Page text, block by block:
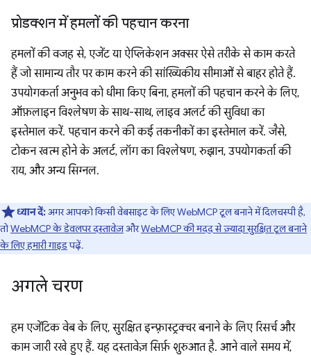
प्रोडक्शन में हमलों की पहचान करना
हमलों की वजह से, एजेंट या ऐप्लिकेशन अक्सर ऐसे तरीके से काम करते
हैं जो सामान्य तौर पर काम करने की सांख्यिकीय सीमाओं से बाहर होते हैं.
उपयोगकर्ता अनुभव को धीमा किए बिना, हमलों की पहचान करने के लिए,
ऑफ़लाइन विश्लेषण के साथ-साथ, लाइव अलर्ट की सुविधा का
इस्तेमाल करें. पहचान करने की कई तकनीकों का इस्तेमाल करें. जैसे,
टोकन खत्म होने के अलर्ट, लॉग का विश्लेषण, रुझान, उपयोगकर्ता की
राय, और अन्य सिग्नल.
ध्यान दें:अगर आपको किसी वेबसाइट के लिए WebMCP टूल बनाने में दिलचस्पी है,
तोWebMCP के डेवलपर दस्तावेज़औरWebMCP की मदद से ज़्यादा सुरक्षित टूल बनाने
के लिए हमारी गाइडपढ़ें.
अगले चरण
हम एजेंटिक वेब के लिए, सुरक्षित इन्फ़्रास्ट्रक्चर बनाने के लिए रिसर्च और
काम जारी रखे हुए हैं. यह दस्तावेज़ सिर्फ़ शुरुआत है. आने वाले समय में,